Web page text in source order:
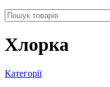
Хлорка
Категорії